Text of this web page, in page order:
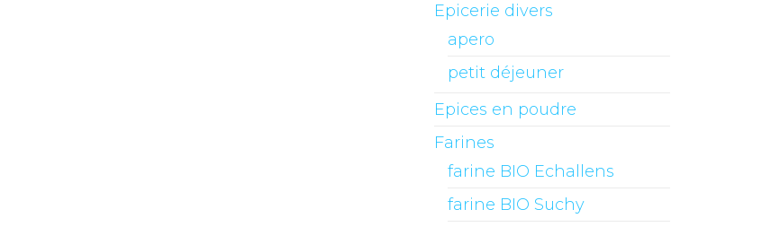
Epicerie divers
apero
petit déjeuner
Epices en poudre
Farines
farine BIO Echallens
farine BIO Suchy